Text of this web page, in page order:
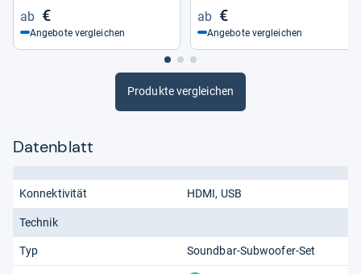
€
Angebote vergleichen
€
Angebote vergleichen
Produkte vergleichen
Datenblatt
Konnektivität HDMI USB
Technik
Typ Soundbar-Subwoofer-Set